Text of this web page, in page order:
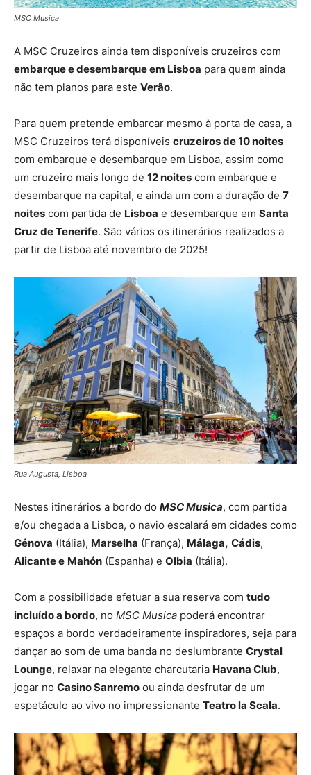
MSC Musica
A MSC Cruzeiros ainda tem disponíveis cruzeiros com
embarque e desembarque em Lisboa para quem ainda
não tem planos para este Verão.
Para quem pretende embarcar mesmo à porta de casa, a
MSC Cruzeiros terá disponíveis cruzeiros de 10 noites
com embarque e desembarque em Lisboa, assim como
um cruzeiro mais longo de 12 noites com embarque e
desembarque na capital, e ainda um com a duração de 7
noites com partida de Lisboa e desembarque em Santa
Cruz de Tenerife. São vários os itinerários realizados a
partir de Lisboa até novembro de 2025!
Rua Augusta, Lisboa
Nestes itinerários a bordo do MSC Musica, com partida
e/ou chegada a Lisboa, o navio escalará em cidades como
Génova (Itália), Marselha (França), Málaga, Cádis,
Alicante e Mahón (Espanha) e Olbia (Itália).
Com a possibilidade efetuar a sua reserva com tudo
incluído a bordo, no MSC Musica poderá encontrar
espaços a bordo verdadeiramente inspiradores, seja para
dançar ao som de uma banda no deslumbrante Crystal
Lounge, relaxar na elegante charcutaria Havana Club,
jogar no Casino Sanremo ou ainda desfrutar de um
espetáculo ao vivo no impressionante Teatro la Scala.